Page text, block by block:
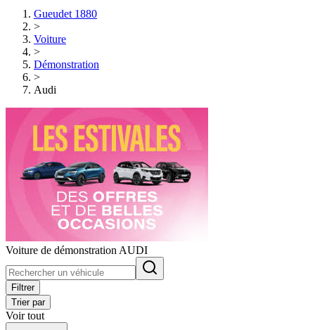
Gueudet 1880
>
Voiture
>
Démonstration
>
Audi
Voiture de démonstration AUDI
Filtrer
Trier par
Voir tout